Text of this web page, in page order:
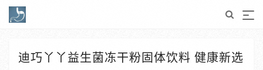
迪巧丫丫益生菌冻干粉固体饮料 健康新选